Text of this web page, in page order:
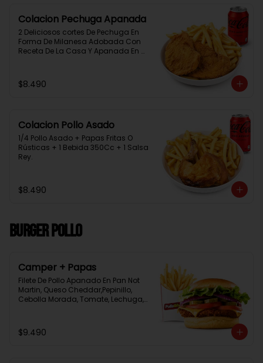
Colacion Pechuga Apanada
2 Deliciosos cortes De Pechuga En
Forma De Milanesa Adobada Con
Receta De La Casa Y Apanada En
$8.490
Colacion Pollo Asado
1/4 Pollo Asado + Papas Fritas O
Rústicas + 1 Bebida 350Cc + 1 Salsa
Rey.
$8.490
Burger Pollo
Camper + Papas
Filete De Pollo Apanado En Pan Not
Martin, Queso Cheddar,Pepinillo,
Cebolla Morada, Tomate, Lechuga,
$9.490